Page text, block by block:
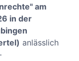
am
in der
anlässlich